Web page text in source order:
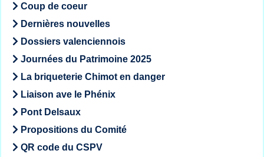
Coup de coeur
Dernières nouvelles
Dossiers valenciennois
Journées du Patrimoine 2025
La briqueterie Chimot en danger
Liaison ave le Phénix
Pont Delsaux
Propositions du Comité
QR code du CSPV